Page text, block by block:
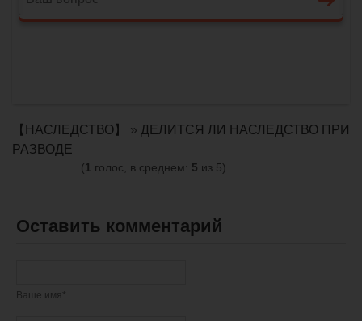
【НАСЛЕДСТВО】 » ДЕЛИТСЯ ЛИ НАСЛЕДСТВО ПРИ
РАЗВОДЕ
(1 голос, в среднем: 5 из 5)
Оставить комментарий
Ваше имя*